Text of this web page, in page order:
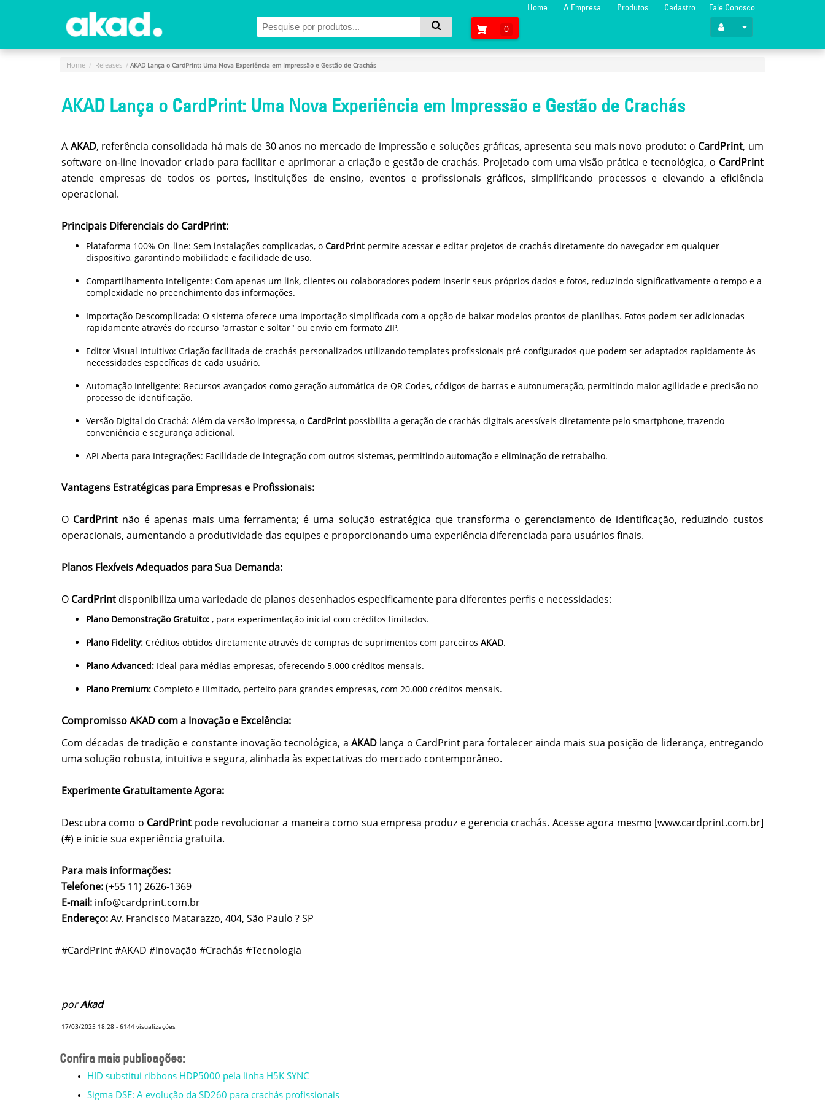
Home A Empresa Produtos Cadastro Fale Conosco
0
Menu Principal
Home Releases AKAD Lança o CardPrint: Uma Nova Experiência em Impressão e Gestão de Crachás
AKAD Lança o CardPrint: Uma Nova Experiência em Impressão e Gestão de Crachás
A AKAD, referência consolidada há mais de 30 anos no mercado de impressão e soluções gráficas, apresenta seu mais novo produto: o CardPrint, um
software on-line inovador criado para facilitar e aprimorar a criação e gestão de crachás. Projetado com uma visão prática e tecnológica, o CardPrint
atende empresas de todos os portes, instituições de ensino, eventos e profissionais gráficos, simplificando processos e elevando a eficiência
operacional.
Principais Diferenciais do CardPrint:
Plataforma 100% On-line: Sem instalações complicadas, o CardPrint permite acessar e editar projetos de crachás diretamente do navegador em qualquer
dispositivo, garantindo mobilidade e facilidade de uso.
Compartilhamento Inteligente: Com apenas um link, clientes ou colaboradores podem inserir seus próprios dados e fotos, reduzindo significativamente o tempo e a
complexidade no preenchimento das informações.
Importação Descomplicada: O sistema oferece uma importação simplificada com a opção de baixar modelos prontos de planilhas. Fotos podem ser adicionadas
rapidamente através do recurso "arrastar e soltar" ou envio em formato ZIP.
Editor Visual Intuitivo: Criação facilitada de crachás personalizados utilizando templates profissionais pré-configurados que podem ser adaptados rapidamente às
necessidades específicas de cada usuário.
Automação Inteligente: Recursos avançados como geração automática de QR Codes, códigos de barras e autonumeração, permitindo maior agilidade e precisão no
processo de identificação.
Versão Digital do Crachá: Além da versão impressa, o CardPrint possibilita a geração de crachás digitais acessíveis diretamente pelo smartphone, trazendo
conveniência e segurança adicional.
API Aberta para Integrações: Facilidade de integração com outros sistemas, permitindo automação e eliminação de retrabalho.
Vantagens Estratégicas para Empresas e Profissionais:
O CardPrint não é apenas mais uma ferramenta; é uma solução estratégica que transforma o gerenciamento de identificação, reduzindo custos
operacionais, aumentando a produtividade das equipes e proporcionando uma experiência diferenciada para usuários finais.
Planos Flexíveis Adequados para Sua Demanda:
O CardPrint disponibiliza uma variedade de planos desenhados especificamente para diferentes perfis e necessidades:
Plano Demonstração Gratuito: , para experimentação inicial com créditos limitados.
Plano Fidelity: Créditos obtidos diretamente através de compras de suprimentos com parceiros AKAD.
Plano Advanced: Ideal para médias empresas, oferecendo 5.000 créditos mensais.
Plano Premium: Completo e ilimitado, perfeito para grandes empresas, com 20.000 créditos mensais.
Compromisso AKAD com a Inovação e Excelência:
Com décadas de tradição e constante inovação tecnológica, a AKAD lança o CardPrint para fortalecer ainda mais sua posição de liderança, entregando
uma solução robusta, intuitiva e segura, alinhada às expectativas do mercado contemporâneo.
Experimente Gratuitamente Agora:
Descubra como o CardPrint pode revolucionar a maneira como sua empresa produz e gerencia crachás. Acesse agora mesmo [www.cardprint.com.br]
(#) e inicie sua experiência gratuita.
Para mais informações:
Telefone:(+55 11) 2626-1369
E-mail: info@cardprint.com.br
Endereço:Av. Francisco Matarazzo, 404, São Paulo ? SP
#CardPrint #AKAD #Inovação #Crachás #Tecnologia
porAkad
17/03/2025 18:28 - 6144 visualizações
Confira mais publicações:
HID substitui ribbons HDP5000 pela linha H5K SYNC
Sigma DSE: A evolução da SD260 para crachás profissionais